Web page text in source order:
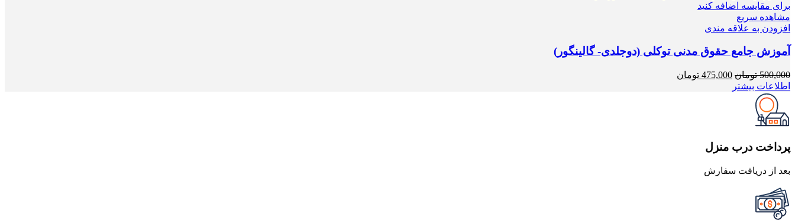
برای مقایسه اضافه کنید
مشاهده سریع
افزودن به علاقه مندی
آموزش جامع حقوق مدنی توکلی (دوجلدی- گالینگور)
500,000 تومان قیمت
475,000 تومان
اطلاعات بیشتر
پرداخت درب منزل
بعد از دریافت سفارش